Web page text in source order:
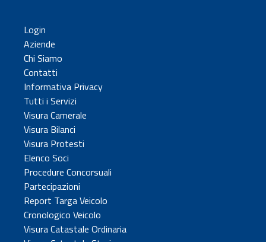
Login
Aziende
Chi Siamo
Contatti
Informativa Privacy
Tutti i Servizi
Visura Camerale
Visura Bilanci
Visura Protesti
Elenco Soci
Procedure Concorsuali
Partecipazioni
Report Targa Veicolo
Cronologico Veicolo
Visura Catastale Ordinaria